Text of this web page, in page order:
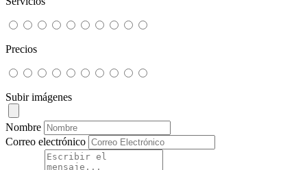
Precios
Subir imágenes
Nombre
Correo electrónico